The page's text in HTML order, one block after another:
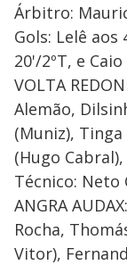
Árbitro:
Gols: Lelê aos
20'/2ºT, e
VOLTA
Alemão,
(Muniz),
(Hugo
Técnico: Neto
ANGRA
Rocha,
Vitor),